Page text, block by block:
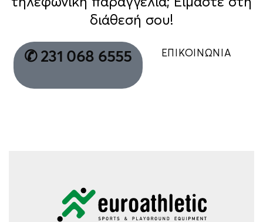
διάθεσή σου!
✆ 231 068 6555 ΕΠΙΚΟΙΝΩΝΙΑ